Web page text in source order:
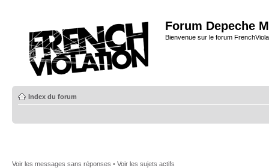
Forum Depeche
Bienvenue sur le forum
Index du forum
Voir les messages sans réponses • Voir les sujets actifs